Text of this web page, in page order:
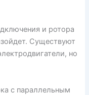
и ротора
Существуют
но
с параллельным